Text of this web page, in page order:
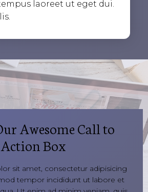
laoreet ut eget dui.
Awesome Call to
Action Box
sit amet, consectetur adipisicing
tempor incididunt ut labore et